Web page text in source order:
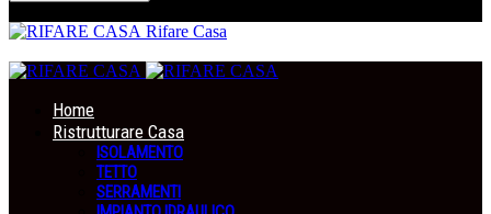
Rifare Casa
Home
Ristrutturare Casa
ISOLAMENTO
TETTO
SERRAMENTI